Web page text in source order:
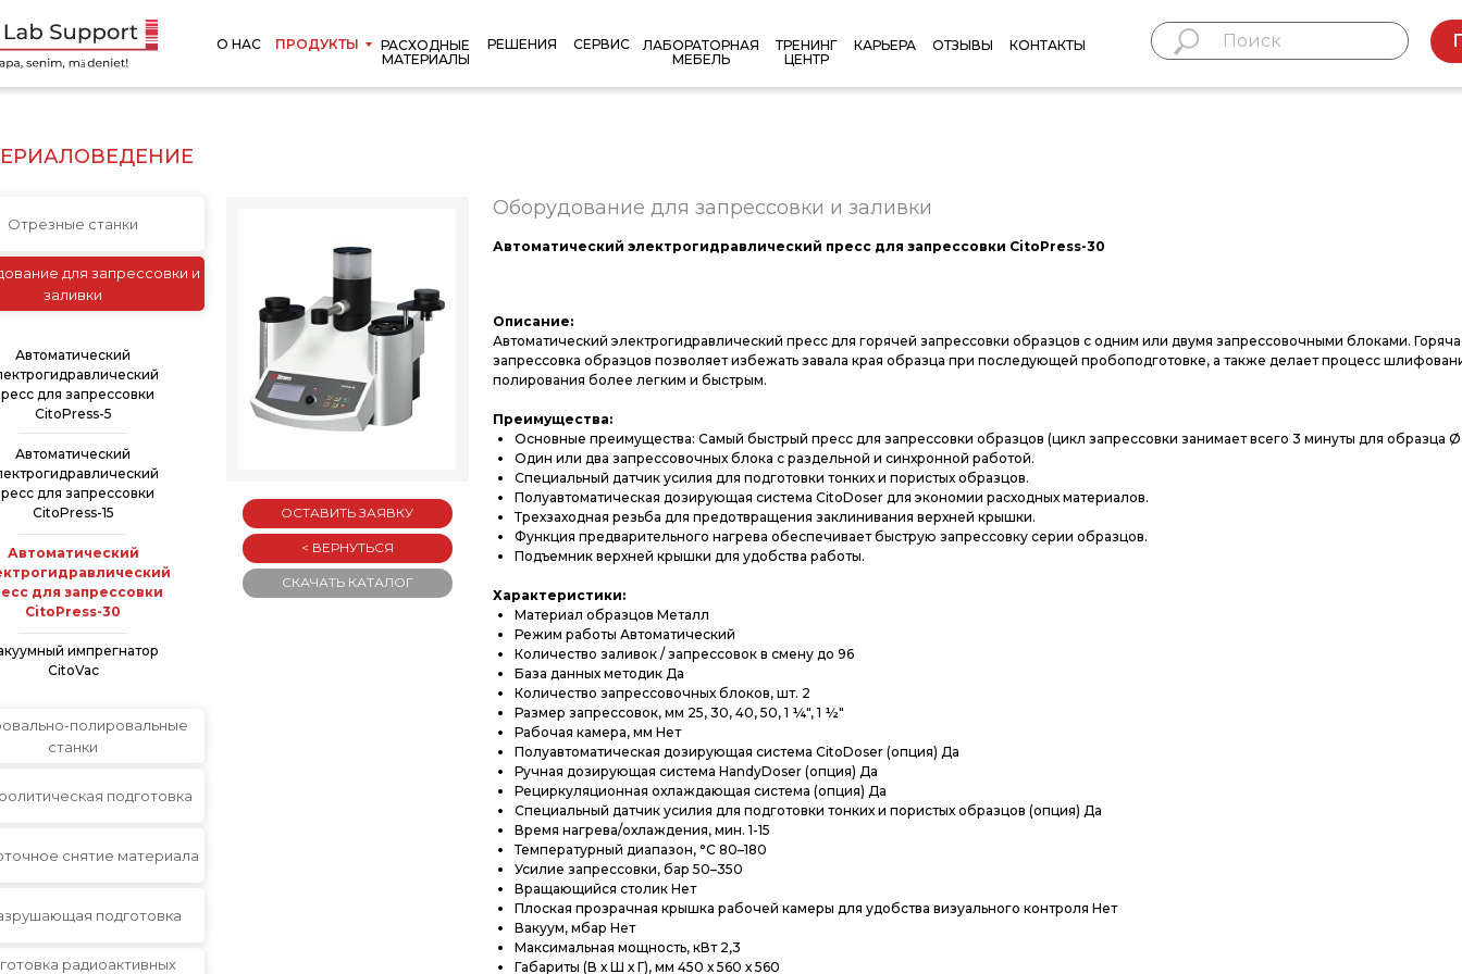
ПРОДУКТЫ
О НАС
РАСХОДНЫЕ
МАТЕРИАЛЫ
РЕШЕНИЯ СЕРВИС
ЛАБОРАТОРНАЯ
МЕБЕЛЬ
ТРЕНИНГ
ЦЕНТР
КАРЬЕРА ОТЗЫВЫ КОНТАКТЫ
Описание:
Автоматический электрогидравлический пресс для горячей запрессовки образцов с одним или двумя запрессовочными блоками.
запрессовка образцов позволяет избежать завала края образца при последующей пробоподготовке, а также делает процесс
полирования более легким и быстрым.
Преимущества:
Основные преимущества: Самый быстрый пресс для запрессовки образцов (цикл запрессовки занимает всего 3 минуты для образца
Один или два запрессовочных блока с раздельной и синхронной работой.
Специальный датчик усилия для подготовки тонких и пористых образцов.
Полуавтоматическая дозирующая система CitoDoser для экономии расходных материалов.
Трехзаходная резьба для предотвращения заклинивания верхней крышки.
Функция предварительного нагрева обеспечивает быструю запрессовку серии образцов.
Подъемник верхней крышки для удобства работы.
Характеристики:
Материал образцов Металл
Режим работы Автоматический
Количество заливок / запрессовок в смену до 96
База данных методик Да
Количество запрессовочных блоков, шт. 2
Размер запрессовок, мм 25, 30, 40, 50, 1 ¼", 1 ½"
Рабочая камера, мм Нет
Полуавтоматическая дозирующая система CitoDoser (опция) Да
Ручная дозирующая система HandyDoser (опция) Да
Рециркуляционная охлаждающая система (опция) Да
Специальный датчик усилия для подготовки тонких и пористых образцов (опция) Да
Время нагрева/охлаждения, мин. 1-15
Температурный диапазон, °С 80–180
Усилие запрессовки, бар 50–350
Вращающийся столик Нет
Плоская прозрачная крышка рабочей камеры для удобства визуального контроля Нет
Вакуум, мбар Нет
Максимальная мощность, кВт 2,3
Габариты (В х Ш х Г), мм 450 х 560 х 560
Автоматический электрогидравлический пресс для запрессовки CitoPress-30
ОСТАВИТЬ ЗАЯВКУ
Оборудование для запрессовки и заливки
< ВЕРНУТЬСЯ
СКАЧАТЬ КАТАЛОГ
Отрезные станки
полировальные
станки
для запрессовки и
заливки
подготовка
снятие материала
радиоактивных
подготовка
Автоматический
для запрессовки
CitoPress-15
импрегнатор
CitoVac
Автоматический
для запрессовки
CitoPress-30
Автоматический
для запрессовки
CitoPress-5